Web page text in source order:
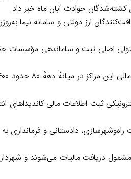
ارز دولتی و سامانه نیما
متولی اصلی ثبت و ساماندهی
ثبت اطلاعات مالی کاندیداهای
دادستانی و فرمانداری به
خانه‌های خالی مشمول دریافت مالیات می‌شوند و